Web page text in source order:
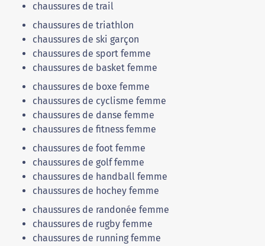
chaussures de trail
chaussures de triathlon
chaussures de ski garçon
chaussures de sport femme
chaussures de basket femme
chaussures de boxe femme
chaussures de cyclisme femme
chaussures de danse femme
chaussures de fitness femme
chaussures de foot femme
chaussures de golf femme
chaussures de handball femme
chaussures de hochey femme
chaussures de randonée femme
chaussures de rugby femme
chaussures de running femme